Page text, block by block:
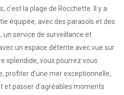
c’est la plage de Rocchette. Il y a
équipée, avec des parasols et des
service de surveillance et
un espace détente avec vue sur
splendide, vous pourrez vous
profiter d’une mer exceptionnelle,
et passer d’agréables moments